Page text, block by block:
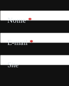
Nome*
E-mail*
Site